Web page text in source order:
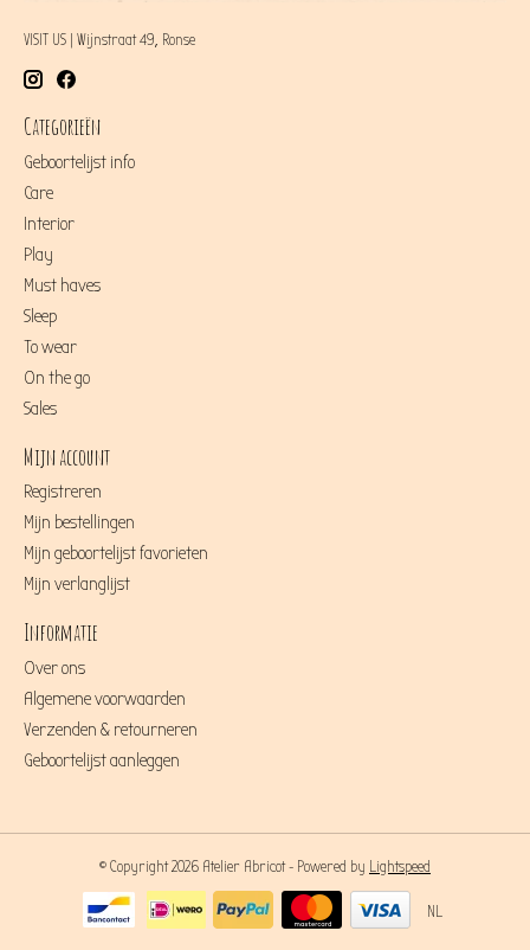
VISIT US | Wijnstraat 49, Ronse
Categorieën
Geboortelijst info
Care
Interior
Play
Must haves
Sleep
To wear
On the go
Sales
Mijn account
Registreren
Mijn bestellingen
Mijn geboortelijst favorieten
Mijn verlanglijst
Informatie
Over ons
Algemene voorwaarden
Verzenden & retourneren
Geboortelijst aanleggen
© Copyright 2026 Atelier Abricot - Powered by Lightspeed
NL